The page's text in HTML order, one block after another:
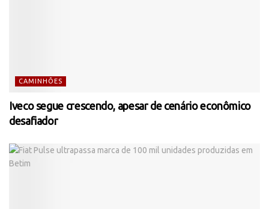
CAMINHÕES
Iveco segue crescendo, apesar de cenário econômico
desafiador